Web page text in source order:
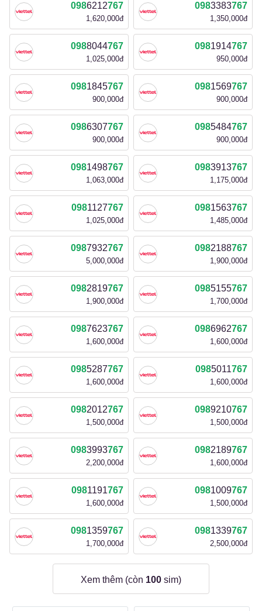
0986212767
1,620,000đ
0983383767
1,350,000đ
0988044767
1,025,000đ
0981914767
950,000đ
0981845767
900,000đ
0981569767
900,000đ
0986307767
900,000đ
0985484767
900,000đ
0981498767
1,063,000đ
0983913767
1,175,000đ
0981127767
1,025,000đ
0981563767
1,485,000đ
0987932767
5,000,000đ
0982188767
1,900,000đ
0982819767
1,900,000đ
0985155767
1,700,000đ
0987623767
1,600,000đ
0986962767
1,600,000đ
0985287767
1,600,000đ
0985011767
1,600,000đ
0982012767
1,500,000đ
0989210767
1,500,000đ
0983993767
2,200,000đ
0982189767
1,600,000đ
0981191767
1,600,000đ
0981009767
1,500,000đ
0981359767
1,700,000đ
0981339767
2,500,000đ
Xem thêm (còn 100 sim)